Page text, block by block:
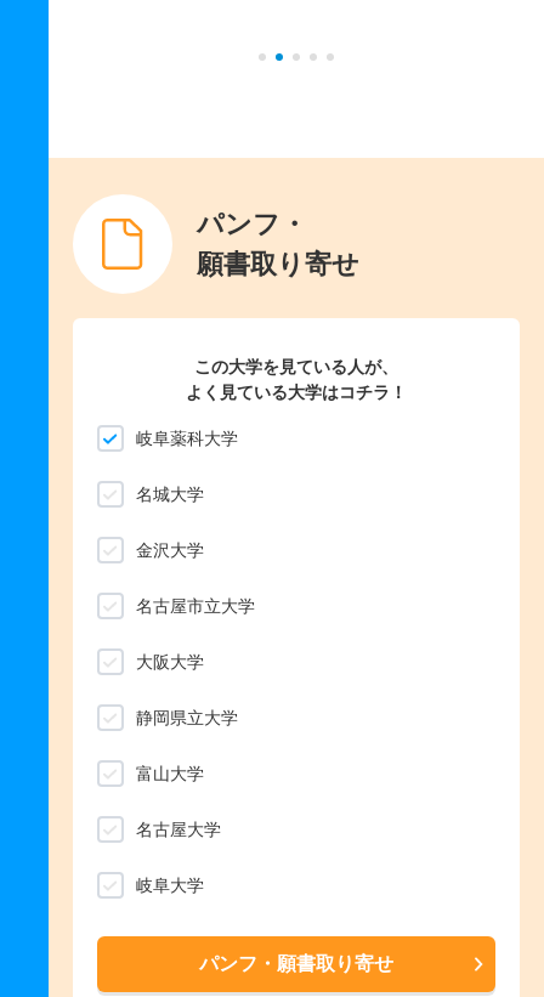
パンフ・
願書取り寄せ
この大学を見ている人が、
よく見ている大学はコチラ！
岐阜薬科大学
名城大学
金沢大学
名古屋市立大学
大阪大学
静岡県立大学
富山大学
名古屋大学
岐阜大学
パンフ・願書取り寄せ